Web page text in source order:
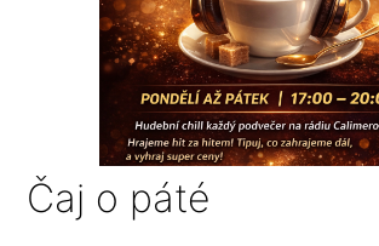
Čaj o páté